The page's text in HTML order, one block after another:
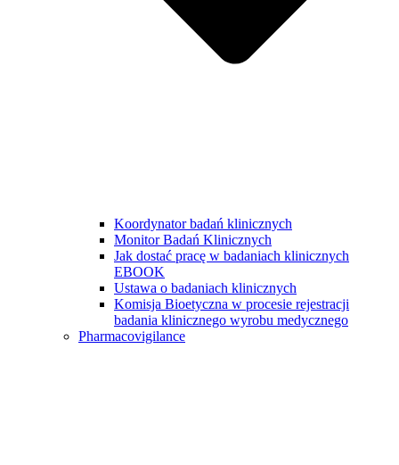
Koordynator badań klinicznych
Monitor Badań Klinicznych
Jak dostać pracę w badaniach klinicznych
EBOOK
Ustawa o badaniach klinicznych
Komisja Bioetyczna w procesie rejestracji
badania klinicznego wyrobu medycznego
Pharmacovigilance